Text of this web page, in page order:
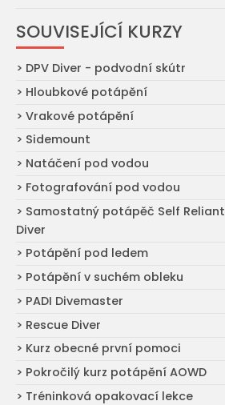
SOUVISEJÍCÍ KURZY
> DPV Diver - podvodní skútr
> Hloubkové potápění
> Vrakové potápění
> Sidemount
> Natáčení pod vodou
> Fotografování pod vodou
> Samostatný potápěč Self Reliant
Diver
> Potápění pod ledem
> Potápění v suchém obleku
> PADI Divemaster
> Rescue Diver
> Kurz obecné první pomoci
> Pokročilý kurz potápění AOWD
> Tréninková opakovací lekce